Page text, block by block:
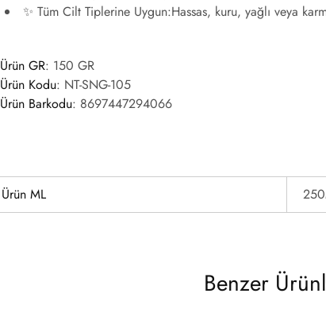
✨ Tüm Cilt Tiplerine Uygun:Hassas, kuru, yağlı veya
Ürün GR: 150 GR
Ürün Kodu: NT-SNG-105
Ürün Barkodu: 8697447294066
Ürün ML
Benzer